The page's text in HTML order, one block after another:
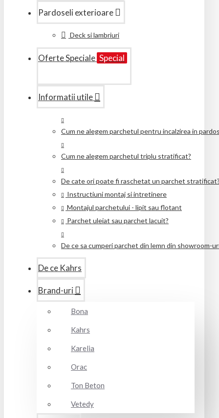
Pardoseli exterioare
Deck si lambriuri
Oferte Speciale Special
Informatii utile
Cum ne alegem parchetul pentru incalzirea in
Cum ne alegem parchetul triplu stratificat?
De cate ori poate fi raschetat un parchet
Instructiuni montaj si intretinere
Montajul parchetului - lipit sau flotant
Parchet uleiat sau parchet lacuit?
De ce sa cumperi parchet din lemn din showroom-
De ce Kahrs
Brand-uri
Bona
Kahrs
Karelia
Orac
Ton Beton
Vetedy